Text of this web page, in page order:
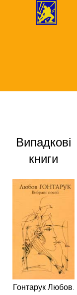
Випадкові
книги
Гонтарук Любов.